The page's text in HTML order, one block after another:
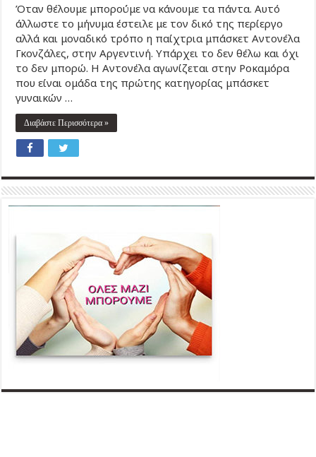
Όταν θέλουμε μπορούμε να κάνουμε τα πάντα. Αυτό
άλλωστε το μήνυμα έστειλε με τον δικό της περίεργο
αλλά και μοναδικό τρόπο η παίχτρια μπάσκετ Αντονέλα
Γκονζάλες, στην Αργεντινή. Υπάρχει το δεν θέλω και όχι
το δεν μπορώ. Η Αντονέλα αγωνίζεται στην Ροκαμόρα
που είναι ομάδα της πρώτης κατηγορίας μπάσκετ
γυναικών …
Διαβάστε Περισσότερα »